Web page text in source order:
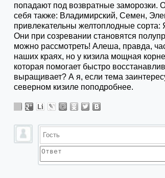
попадают под возвратные заморозки.
себя также: Владимирский, Семен,
привлекательны желтоплодные
Они при созревании становятся
можно рассмотреть! Алеша, правда,
наших краях, но у кизила мощная
которая помогает быстро
выращивает? А я, если тема
северном кизиле поподробнее.